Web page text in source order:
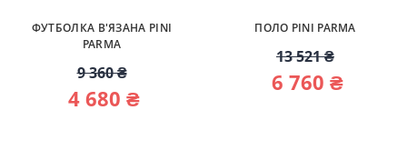
ФУТБОЛКА В'ЯЗАНА PINI
PARMA
9 360 ₴
4 680 ₴
ПОЛО PINI PARMA
13 521 ₴
6 760 ₴